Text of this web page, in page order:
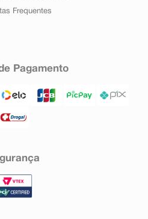
Frequentes
Pagamento